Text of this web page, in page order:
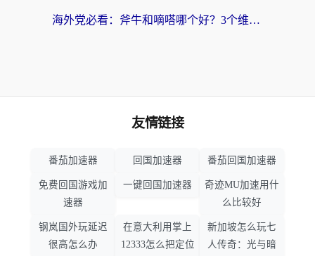
海外党必看：斧牛和嘀嗒哪个好？3个维度教你选对回国加速器
友情链接
番茄加速器 回国加速器 番茄回国加速器
免费回国游戏加
速器
一键回国加速器
奇迹MU加速用什
么比较好
钢岚国外玩延迟
很高怎么办
在意大利用掌上
12333怎么把定位
新加坡怎么玩七
人传奇：光与暗